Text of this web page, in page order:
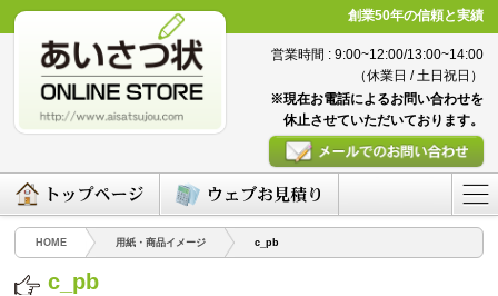
創業50年の信頼と実績
営業時間 : 9:00~12:00/13:00~14:00
（休業日 / 土日祝日）
※現在お電話によるお問い合わせを
休止させていただいております。
HOME 用紙・商品イメージ c_pb
c_pb